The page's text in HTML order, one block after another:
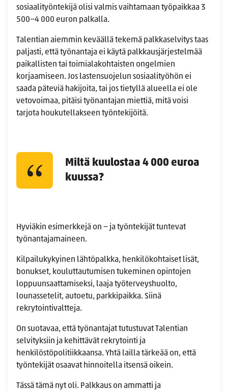
sosiaalityöntekijä olisi valmis vaihtamaan työpaikkaa 3
500−4 000 euron palkalla.
Talentian aiemmin keväällä tekemä palkkaselvitys taas
paljasti, että työnantaja ei käytä palkkausjärjestelmää
paikallisten tai toimialakohtaisten ongelmien
korjaamiseen. Jos lastensuojelun sosiaalityöhön ei
saada päteviä hakijoita, tai jos tietyllä alueella ei ole
vetovoimaa, pitäisi työnantajan miettiä, mitä voisi
tarjota houkutellakseen työntekijöitä.
Miltä kuulostaa 4 000 euroa
kuussa?
Hyviäkin esimerkkejä on − ja työntekijät tuntevat
työnantajamaineen.
Kilpailukykyinen lähtöpalkka, henkilökohtaiset lisät,
bonukset, kouluttautumisen tukeminen opintojen
loppuunsaattamiseksi, laaja työterveyshuolto,
lounassetelit, autoetu, parkkipaikka. Siinä
rekrytointivaltteja.
On suotavaa, että työnantajat tutustuvat Talentian
selvityksiin ja kehittävät rekrytointi ja
henkilöstöpolitiikkaansa. Yhtä lailla tärkeää on, että
työntekijät osaavat hinnoitella itsensä oikein.
Tässä tämä nyt oli. Palkkaus on ammatti ja